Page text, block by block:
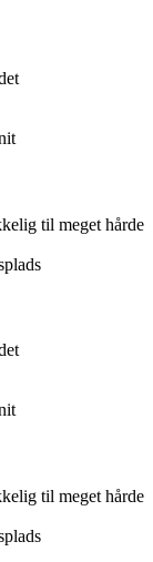
til meget hårde
til meget hårde